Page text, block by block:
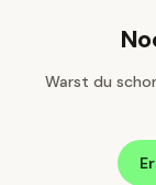
Warst du